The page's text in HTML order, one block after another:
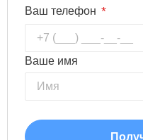
Ваш телефон *
Ваше имя